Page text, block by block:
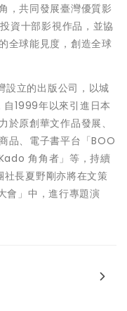
，共同發展臺灣優質影
資十部影視作品，並協
全球能見度，創造全球
設立的出版公司，以城
1999年以來引進日本
原創華文作品發展、
品、電子書平台「BOO
角角者」等，持續
長夏野剛亦將在文策
會」中，進行專題演